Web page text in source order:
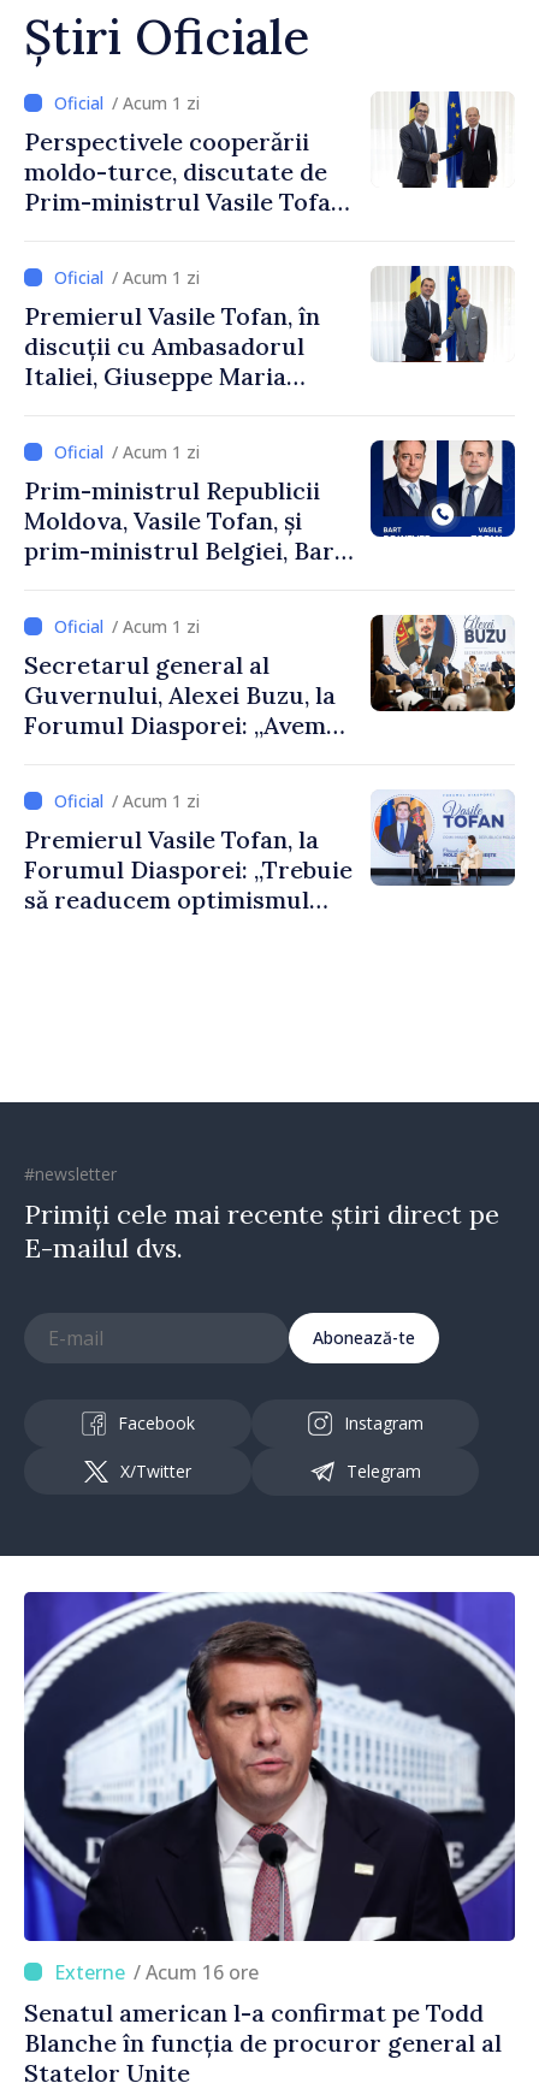
Știri Oficiale
/ Acum 1 zi
Perspectivele cooperării
moldo-turce, discutate de
Prim-ministrul Vasile Tofan
Uygar Mustafa Sertel
/ Acum 1 zi
Premierul Vasile Tofan, în
discuții cu Ambasadorul
Italiei, Giuseppe Maria
/ Acum 1 zi
Prim-ministrul Republicii
Moldova, Vasile Tofan, și
prim-ministrul Belgiei, Bart
despre parcursul european
al Republicii Moldova.
/ Acum 1 zi
Secretarul general al
Guvernului, Alexei Buzu, la
Forumul Diasporei: „Avem
dumneavoastră pentru a
construi comunități mai
puternice”
/ Acum 1 zi
Premierul Vasile Tofan, la
Forumul Diasporei: „Trebuie
să readucem optimismul
#newsletter
Primiți cele mai recente știri direct pe
E-mailul dvs.
Abonează-te
Facebook Instagram
X/Twitter Telegram
/ Acum 16 ore
Senatul american l-a confirmat pe Todd
Blanche în funcția de procuror general al
Statelor Unite